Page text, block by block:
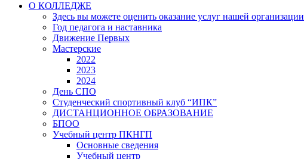
О КОЛЛЕДЖЕ
Здесь вы можете оценить оказание услуг нашей организации
Год педагога и наставника
Движение Первых
Мастерские
2022
2023
2024
День СПО
Студенческий спортивный клуб “ИПК”
ДИСТАНЦИОННОЕ ОБРАЗОВАНИЕ
БПОО
Учебный центр ПКНГП
Основные сведения
Учебный центр